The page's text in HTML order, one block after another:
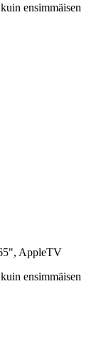
ensimmäisen
AppleTV
ensimmäisen